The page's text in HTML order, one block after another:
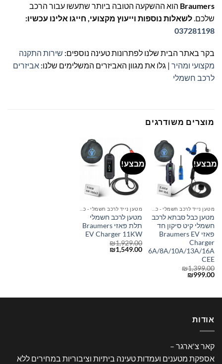
Braumers הוא ההשקעה הטובה ביותר שתעשו עבור הרכב
שלכם. לשאלות נוספות וייעוץ מקצועי, חייגו אלינו עכשיו:
037281198
בקר באתר הבית שלנו לפתרונות טעינה נוספים: שירות התקנה
מקצועי ומהיר | גלו את מגוון האביזרים המשלימים שלנו: אביזרים
לרכב חשמלי
מוצרים משודרגים
מבצע!
מטען כבל סבתא לרכב
חשמלי קיט סיקון חד
פאזי Braumers EV
Charger
6A/8A/10A/13A/16A
CEE
₪1,399.00
המחיר ₪999.00
המחיר
מבצע!
מטען לרכב חשמלי
תלת פאזי Braumers
EV Charger 11KW
₪1,929.00
המחיר
₪1,549.00
המחיר
אודות
קאר צ'ארגר –
אספקת מטענים ועמדות טעינה ביתיות וציבוריות במחירים ללא